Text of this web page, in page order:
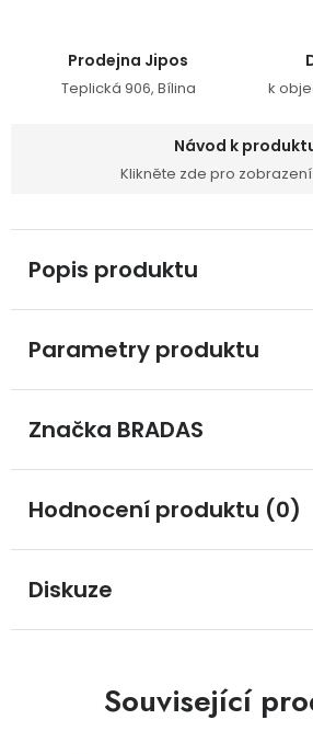
Prodejna Jipos
Teplická 906, Bílina k
Návod k
Klikněte zde pro
Popis produktu
Parametry produktu
Značka BRADAS
Hodnocení produktu (0)
Diskuze
Související